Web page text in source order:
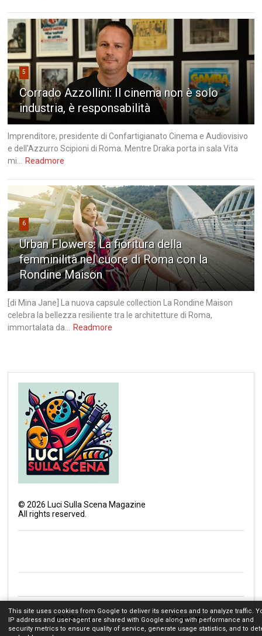
5
Corrado Azzollini: Il cinema non è solo
industria, è responsabilità
Imprenditore, presidente di Confartigianato Cinema e Audiovisivo
e dell'Azzurro Scipioni di Roma. Mentre Draka porta in sala Vita
mi... Readmore
6
Urban Flowers: La fioritura della
femminilità nel cuore di Roma con la
Rondine Maison
[di Mina Jane] La nuova capsule collection La Rondine Maison
celebra la bellezza resiliente tra le architetture di Roma,
immortalata da... Readmore
©2026 Luci Sulla Scena Magazine
All rights reserved.
Chi Siamo Contatti
This site uses cookies from Google to deliver its services and to analyze traffic.
IP address and user-agent are shared with Google along with performance and
security metrics to ensure quality of service, generate usage statistics, and to